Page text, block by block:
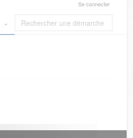
Se connecter